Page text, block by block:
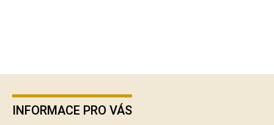
Z
INFORMACE PRO VÁS